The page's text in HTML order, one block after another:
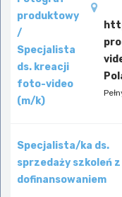
produktowy
/
Specjalista
ds. kreacji
foto-video
(m/k)
Specjalista/ka ds.
sprzedaży szkoleń z
dofinansowaniem